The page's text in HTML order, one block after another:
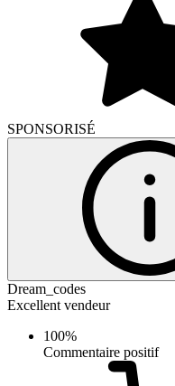
SPONSORISÉ
Dream_codes
Excellent vendeur
100%
Commentaire positif